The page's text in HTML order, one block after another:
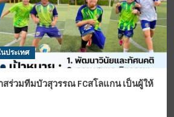
ประเทศ
ร่วมทีมบัวสุวรรณ FCสโลแกน เป็นผู้ให้